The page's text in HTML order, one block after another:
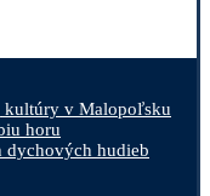
v Malopoľsku
horu
dychových hudieb